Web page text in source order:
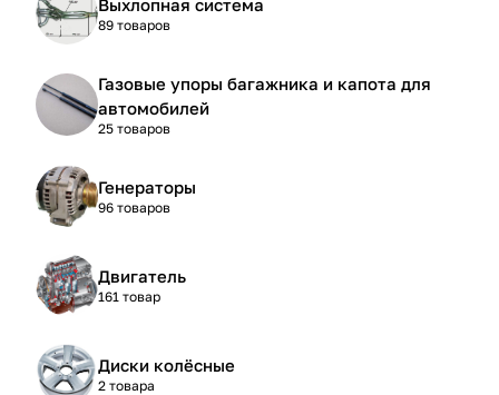
Выхлопная система
89 товаров
Газовые упоры багажника и капота для
автомобилей
25 товаров
Генераторы
96 товаров
Двигатель
161 товар
Диски колёсные
2 товара